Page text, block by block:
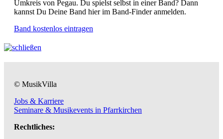
Umkreis von Pegau. Du spielst selbst in einer Band? Dann
kannst Du Deine Band hier im Band-Finder anmelden.
Band kostenlos eintragen
© MusikVilla
Jobs & Karriere
Seminare & Musikevents in Pfarrkirchen
Rechtliches: